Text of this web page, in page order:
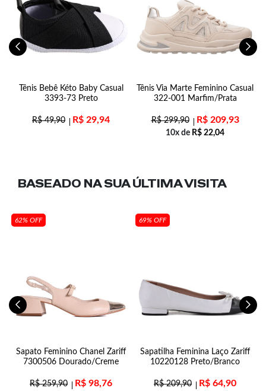
Tênis Bebê Kéto Baby Casual
3393-73 Preto
R$49,90 R$ 29,94
Tênis Via Marte Feminino Casual
322-001 Marfim/Prata
R$299,90 R$209,93
10x de R$ 22,04
BASEADO NA SUAÚLTIMA VISITA
62% OFF
Sapato Feminino Chanel Zariff
7300506 Dourado/Creme
R$259,90 R$ 98,76
69% OFF
Sapatilha Feminina Laço Zariff
10220128 Preto/Branco
R$209,90 R$ 64,90